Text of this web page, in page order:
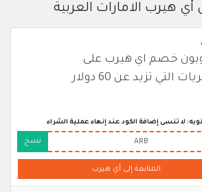
هيرب الامارات العربية
كوبون خصم اي هيرب على
التي تزيد عن 60 دولار
لا تنسى إضافة الكود عند إنهاء عملية الشراء
ARB نسخ
المتابعة إلى أي هيرب